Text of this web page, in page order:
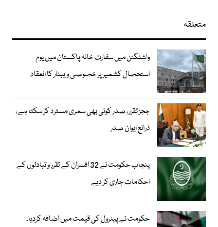
متعلقہ
واشنگٹن میں سفارت خانہ پاکستان میں یوم
استحصال کشمیر پر خصوصی ویبنار کا انعقاد
ججز تقرر، صدر کوئی بھی سمری مسترد کر سکتا ہے،
ذرائع ایوان صدر
پنجاب حکومت نے 32 افسران کے تقرر و تبادلوں کے
احکامات جاری کر دیے
حکومت نے پیٹرول کی قیمت میں اضافہ کردیا،